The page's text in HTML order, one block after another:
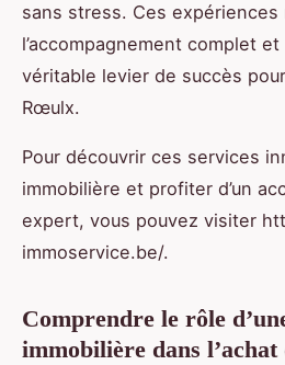
sans stress. Ces expériences
l’accompagnement complet
véritable levier de succès
Rœulx.
Pour découvrir ces services
immobilière et profiter d’un
expert, vous pouvez visiter
immoservice.be/.
Comprendre le rôle
immobilière dans l’achat